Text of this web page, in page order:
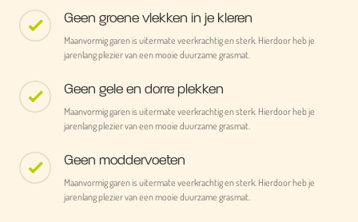
Geen groene vlekken in je kleren
Maanvormig garen is uitermate veerkrachtig en sterk. Hierdoor heb je
jarenlang plezier van een mooie duurzame grasmat.
Geen gele en dorre plekken
Maanvormig garen is uitermate veerkrachtig en sterk. Hierdoor heb je
jarenlang plezier van een mooie duurzame grasmat.
Geen moddervoeten
Maanvormig garen is uitermate veerkrachtig en sterk. Hierdoor heb je
jarenlang plezier van een mooie duurzame grasmat.